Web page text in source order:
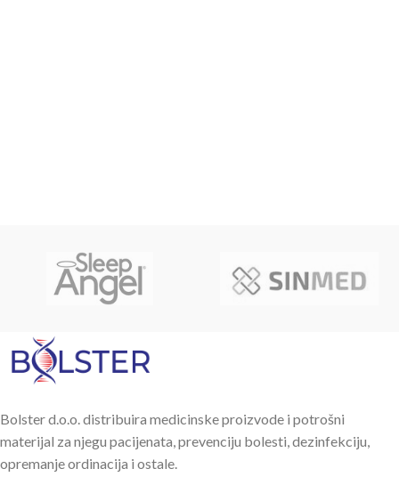
Bolster d.o.o. distribuira medicinske proizvode i potrošni
materijal za njegu pacijenata, prevenciju bolesti, dezinfekciju,
opremanje ordinacija i ostale.